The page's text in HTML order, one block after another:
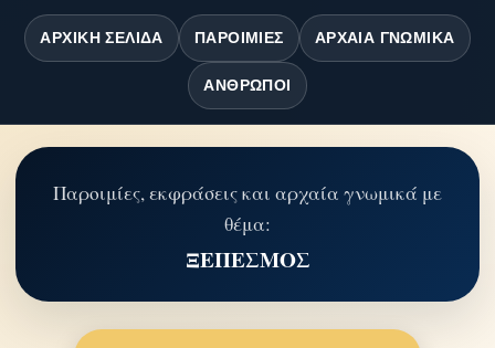
ΑΡΧΙΚΉ ΣΕΛΊΔΑ ΠΑΡΟΙΜΊΕΣ ΑΡΧΑΊΑ ΓΝΩΜΙΚΆ
ΆΝΘΡΩΠΟΙ
Παροιμίες, εκφράσεις και αρχαία γνωμικά με
θέμα:
ΞΕΠΕΣΜΟΣ